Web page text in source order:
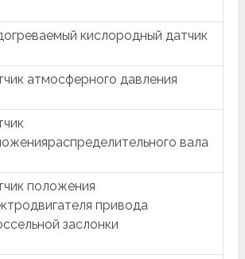
кислородный датчик
атмосферного давления
вала
положения
привода
заслонки